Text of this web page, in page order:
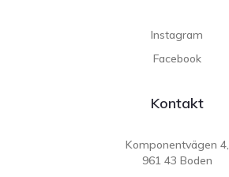
Instagram
Facebook
Kontakt
Komponentvägen 4,
961 43 Boden